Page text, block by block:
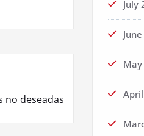
no deseadas
July